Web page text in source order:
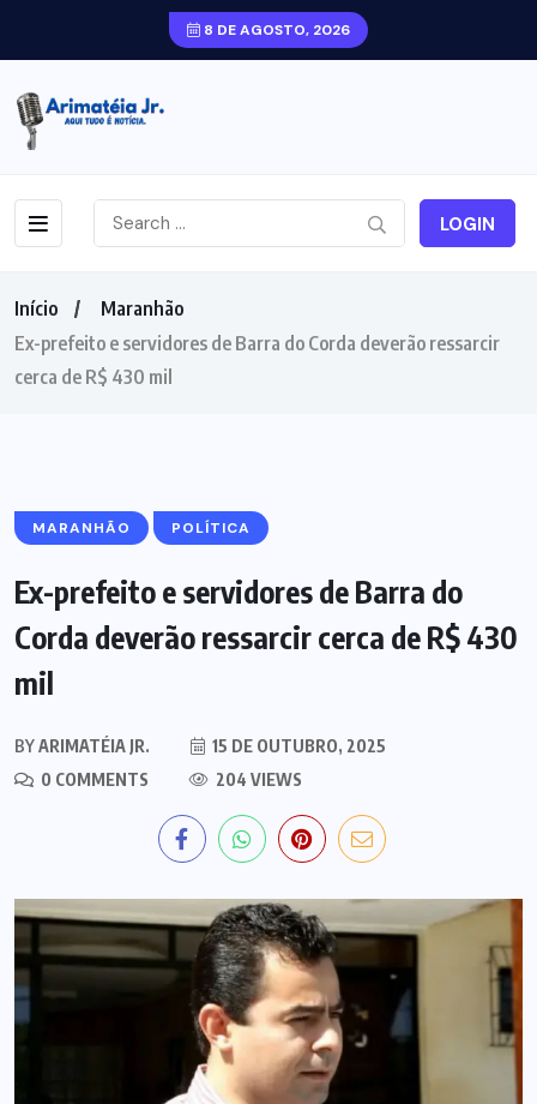
8 DE AGOSTO, 2026
LOGIN
Início
Maranhão
Ex-prefeito e servidores de Barra do Corda deverão ressarcir
cerca de R$ 430 mil
MARANHÃO POLÍTICA
Ex-prefeito e servidores de Barra do
Corda deverão ressarcir cerca de R$ 430
mil
BYARIMATÉIA JR.
15 DE OUTUBRO, 2025
0 COMMENTS
204 VIEWS